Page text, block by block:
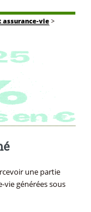
vie>
une partie
vie générées sous